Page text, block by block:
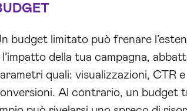
budget limitato può frenare
l’impatto della tua campagna,
quali: visualizzazioni, CTR e
Al contrario, un budget